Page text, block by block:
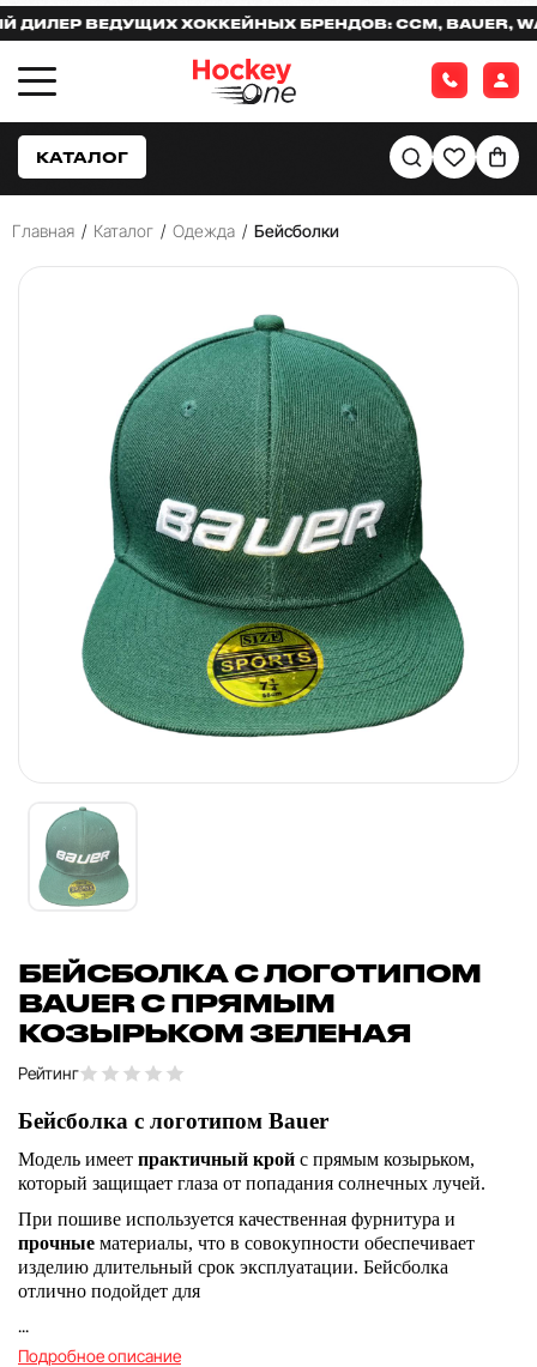
ВЕДУЩИХ ХОККЕЙНЫХ БРЕНДОВ: CCM, BAUER,
КАТАЛОГ
Главная / Каталог / Одежда / Бейсболки
БЕЙСБОЛКА С ЛОГОТИПОМ
BAUER С ПРЯМЫМ
КОЗЫРЬКОМ ЗЕЛЕНАЯ
Рейтинг
Бейсболка с логотипом Bauer
Модель имеет практичный крой с прямым козырьком,
который защищает глаза от попадания солнечных лучей.
При пошиве используется качественная фурнитура и
прочные материалы, что в совокупности обеспечивает
изделию длительный срок эксплуатации. Бейсболка
отлично подойдет для
...
Подробное описание